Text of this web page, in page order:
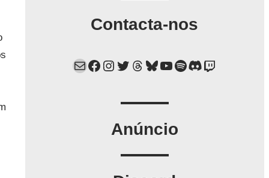
Contacta-nos
Mail Facebook Instagram Twitter Threads Bluesky YouTube Spotify Discord Twitch
Anúncio